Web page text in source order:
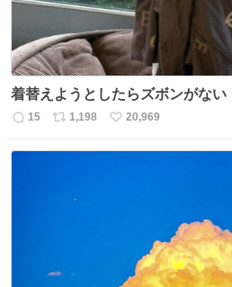
着替えようとしたらズボンがない
返
15
リ
1,198
い
20,969